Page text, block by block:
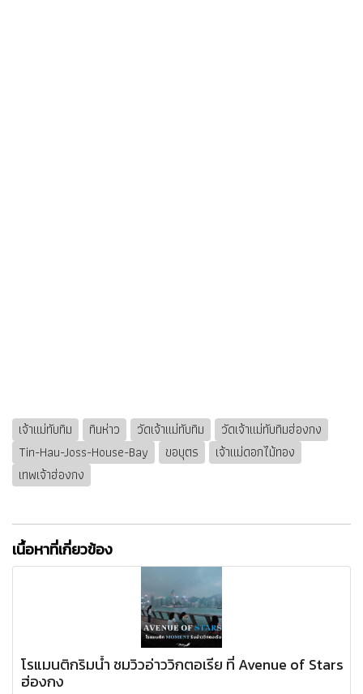
เจ้าแม่ทับทิม ทินห่าว วัดเจ้าแม่ทับทิม
วัดเจ้าแม่ทับทิมฮ่องกง
Tin-Hau-Joss-House-Bay
ขอบุตร
เจ้าแม่ดอกไม้ทอง
เทพเจ้าฮ่องกง
เนื้อหาที่เกี่ยวข้อง
โรแมนติกริมน้ำ ชมวิวอ่าววิกตอเรีย ที่ Avenue of Stars
ฮ่องกง